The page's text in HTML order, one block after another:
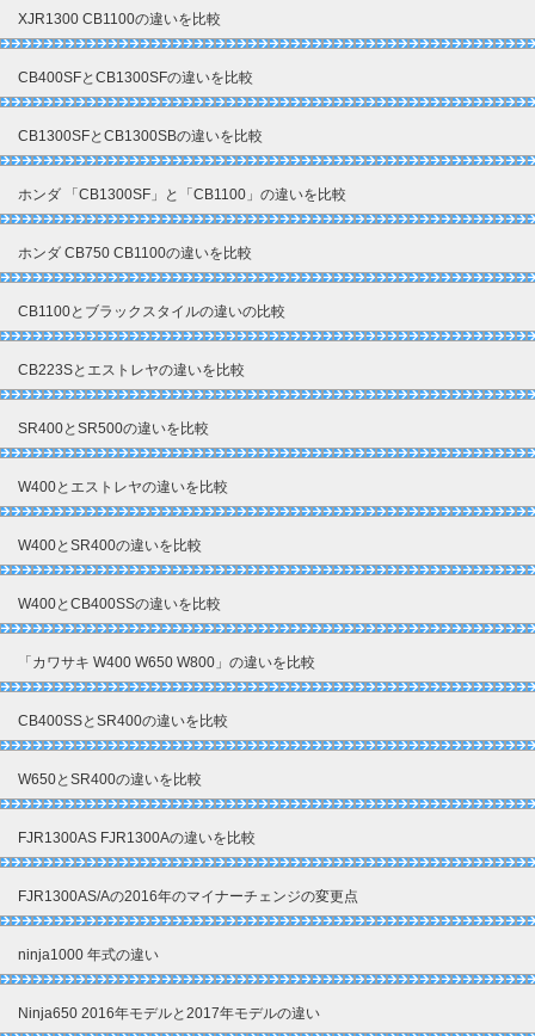
XJR1300 CB1100の違いを比較
CB400SFとCB1300SFの違いを比較
CB1300SFとCB1300SBの違いを比較
ホンダ 「CB1300SF」と「CB1100」の違いを比較
ホンダ CB750 CB1100の違いを比較
CB1100とブラックスタイルの違いの比較
CB223Sとエストレヤの違いを比較
SR400とSR500の違いを比較
W400とエストレヤの違いを比較
W400とSR400の違いを比較
W400とCB400SSの違いを比較
「カワサキ W400 W650 W800」の違いを比較
CB400SSとSR400の違いを比較
W650とSR400の違いを比較
FJR1300AS FJR1300Aの違いを比較
FJR1300AS/Aの2016年のマイナーチェンジの変更点
ninja1000 年式の違い
Ninja650 2016年モデルと2017年モデルの違い